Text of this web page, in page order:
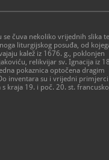
se čuva nekoliko vrijednih slika te
liturgijskog posuđa, od
kalež iz 1676. g., poklonjen
relikvijar sv. Ignacija iz
pokaznica optočena dragim
inventara su i vrijedni primjerci
s kraja 19. i poč. 20. st.